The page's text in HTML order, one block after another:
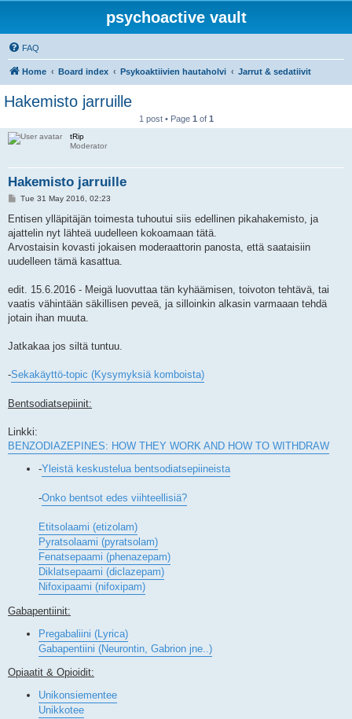
psychoactive vault
FAQ
Home Board index Psykoaktiivien hautaholvi Jarrut & sedatiivit
Hakemisto jarruille
1 post • Page 1 of 1
tRip
Moderator
Hakemisto jarruille
P
s
Tue 31 May 2016, 02:23
Entisen ylläpitäjän toimesta tuhoutui siis edellinen pikahakemisto, ja
ajattelin nyt lähteä uudelleen kokoamaan tätä.
Arvostaisin kovasti jokaisen moderaattorin panosta, että saataisiin
uudelleen tämä kasattua.
edit. 15.6.2016 - Meigä luovuttaa tän kyhäämisen, toivoton tehtävä, tai
vaatis vähintään säkillisen peveä, ja silloinkin alkasin varmaaan tehdä
jotain ihan muuta.
Jatkakaa jos siltä tuntuu.
-Sekakäyttö-topic (Kysymyksiä komboista)
Bentsodiatsepiinit:
Linkki:
BENZODIAZEPINES: HOW THEY WORK AND HOW TO WITHDRAW
-Yleistä keskustelua bentsodiatsepiineista
-Onko bentsot edes viihteellisiä?
Etitsolaami (etizolam)
Pyratsolaami (pyratsolam)
Fenatsepaami (phenazepam)
Diklatsepaami (diclazepam)
Nifoxipaami (nifoxipam)
Gabapentiinit:
Pregabaliini (Lyrica)
Gabapentiini (Neurontin, Gabrion jne..)
Opiaatit & Opioidit:
Unikonsiementee
Unikkotee